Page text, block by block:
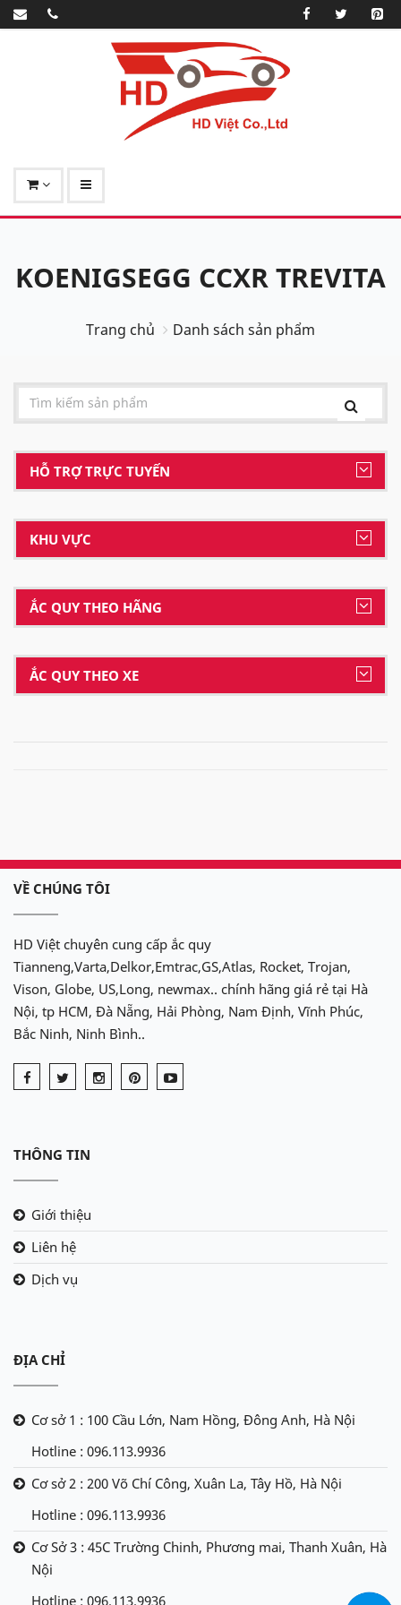
KOENIGSEGG CCXR TREVITA
Trang chủ Danh sách sản phẩm
HỖ TRỢ TRỰC TUYẾN
KHU VỰC
ẮC QUY THEO HÃNG
ẮC QUY THEO XE
VỀ CHÚNG TÔI
HD Việt chuyên cung cấp ắc quy
Tianneng,Varta,Delkor,Emtrac,GS,Atlas, Rocket, Trojan,
Vison, Globe, US,Long, newmax.. chính hãng giá rẻ tại Hà
Nội, tp HCM, Đà Nẵng, Hải Phòng, Nam Định, Vĩnh Phúc,
Bắc Ninh, Ninh Bình..
THÔNG TIN
Giới thiệu
Liên hệ
Dịch vụ
ĐỊA CHỈ
Cơ sở 1 : 100 Cầu Lớn, Nam Hồng, Đông Anh, Hà Nội
Hotline : 096.113.9936
Cơ sở 2 : 200 Võ Chí Công, Xuân La, Tây Hồ, Hà Nội
Hotline : 096.113.9936
Cơ Sở 3 : 45C Trường Chinh, Phương mai, Thanh Xuân, Hà
Nội
Hotline : 096.113.9936